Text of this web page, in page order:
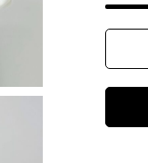
Ilość